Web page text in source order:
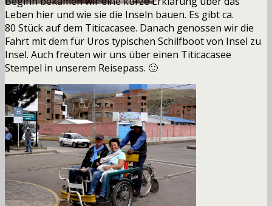
Leben hier und wie sie die Inseln bauen. Es gibt ca.
80 Stück auf dem Titicacasee. Danach genossen wir die
Fahrt mit dem für Uros typischen Schilfboot von Insel zu
Insel. Auch freuten wir uns über einen Titicacasee
Stempel in unserem Reisepass. 🙂